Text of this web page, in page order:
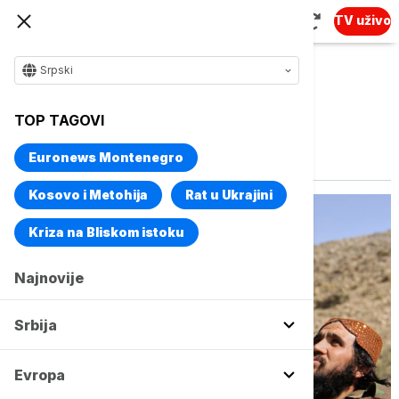
TV uživo
Srpski
TOP TAGOVI
Euronews Montenegro
Kosovo i Metohija Rat u Ukrajini
Kriza na Bliskom istoku
Najnovije
Srbija
Evropa
Vise o temi
Talibani